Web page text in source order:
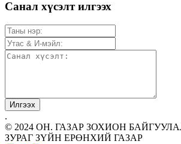
Санал хүсэлт илгээх
.
© 2024 ОН. ГАЗАР ЗОХИОН
ЗУРАГ ЗҮЙН ЕРӨНХИЙ ГАЗАР